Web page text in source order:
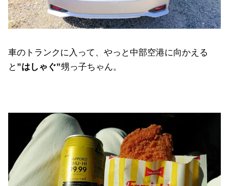
車のトランクに入って、やっと中部空港に向かえる
と ”はしゃぐ”甥っ子ちゃん。